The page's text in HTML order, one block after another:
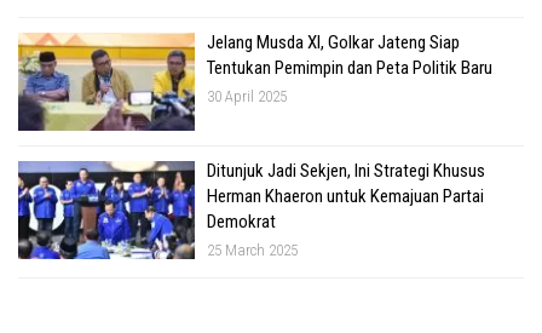
Jelang Musda XI, Golkar Jateng Siap
Tentukan Pemimpin dan Peta Politik Baru
30 April 2025
Ditunjuk Jadi Sekjen, Ini Strategi Khusus
Herman Khaeron untuk Kemajuan Partai
Demokrat
25 March 2025